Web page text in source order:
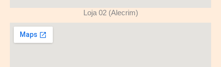
Loja 02 (Alecrim)